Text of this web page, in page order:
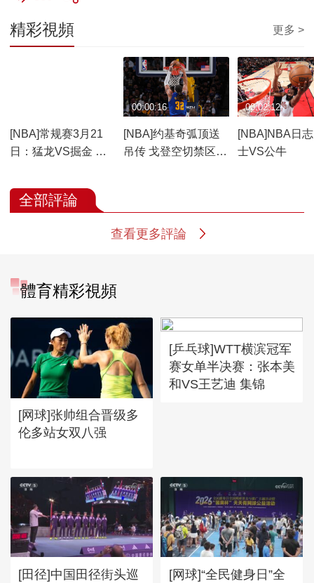
精彩視頻 更多 >
[NBA]常规赛3月21
日：猛龙VS掘金 第
[NBA]约基奇弧顶送
吊传 戈登空切禁区轻
00:00:16
[NBA]NBA日
士VS公牛
00:02:12
全部評論
查看更多評論
體育精彩視頻
[网球]张帅组合晋级多
伦多站女双八强
[乒乓球]WTT横滨冠军
赛女单半决赛：张本美
和VS王艺迪 集锦
[田径]中国田径街头巡
[网球]“全民健身日”全